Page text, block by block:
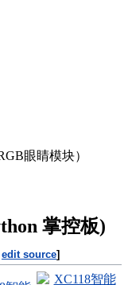
眼睛模块）
掌控板)
edit source]